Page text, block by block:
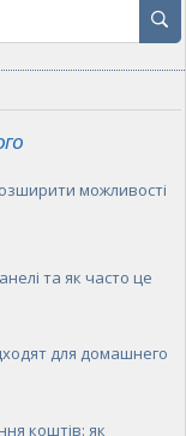
можливості
та як часто це
для домашнего
коштів: як